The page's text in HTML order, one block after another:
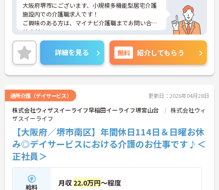
大阪府堺市にございます、小規模多機能型居宅介護
施設内での介護職求人です！
ご興味のある方は、マイナビ介護職までお問い合わ
せください。
詳細を見る 無料 紹介してもらう
通所介護（デイサービス） 更新日：2026年04月28日
株式会社ウィザスイーライフ早稲田イーライフ堺宮山台
株式会社ウィ
ザスイーライフ
【大阪府／堺市南区】年間休日114日＆日曜お休
み◎デイサービスにおける介護のお仕事です♪＜
正社員＞
給料 月収 22.0万円～程度